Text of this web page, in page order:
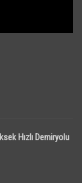
Hızlı Demiryolu